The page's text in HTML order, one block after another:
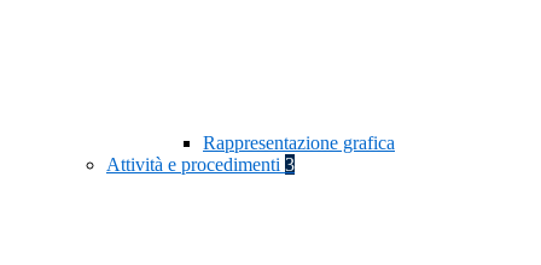
Rappresentazione grafica
Attività e procedimenti 3